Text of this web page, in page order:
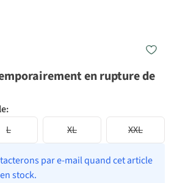
en rupture de
L XL XXL
par e-mail quand cet article
stock.